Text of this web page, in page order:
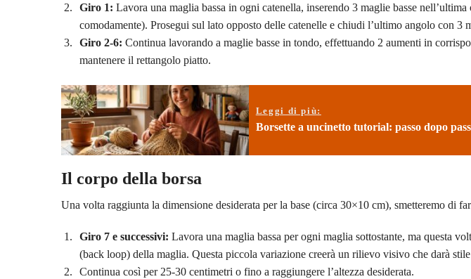
Giro 1: Lavora una maglia bassa in ogni catenella, inserendo 3 maglie basse
comodamente). Prosegui sul lato opposto delle catenelle e chiudi l’ultimo angolo con 3
Giro 2-6: Continua lavorando a maglie basse in tondo, effettuando 2 aumenti in
mantenere il rettangolo piatto.
Leggi di più:
Borsette a uncinetto tutorial: passo dopo
Il corpo della borsa
Una volta raggiunta la dimensione desiderata per la base (circa 30×10 cm), smetteremo di
Giro 7 e successivi: Lavora una maglia bassa per ogni maglia sottostante, ma questa
(back loop) della maglia. Questa piccola variazione creerà un rilievo visivo che darà
Continua così per 25-30 centimetri o fino a raggiungere l’altezza desiderata.